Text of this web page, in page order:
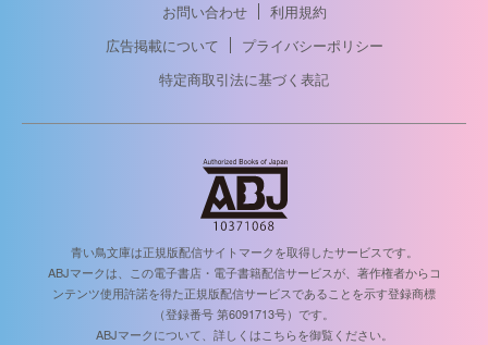
お問い合わせ
利用規約
広告掲載について
プライバシーポリシー
特定商取引法に基づく表記
青い鳥文庫は正規版配信サイトマークを取得したサービスです。
ABJマークは、この電子書店・電子書籍配信サービスが、著作権者からコ
ンテンツ使用許諾を得た正規版配信サービスであることを示す登録商標
（登録番号 第6091713号）です。
ABJマークについて、詳しくはこちらを御覧ください。